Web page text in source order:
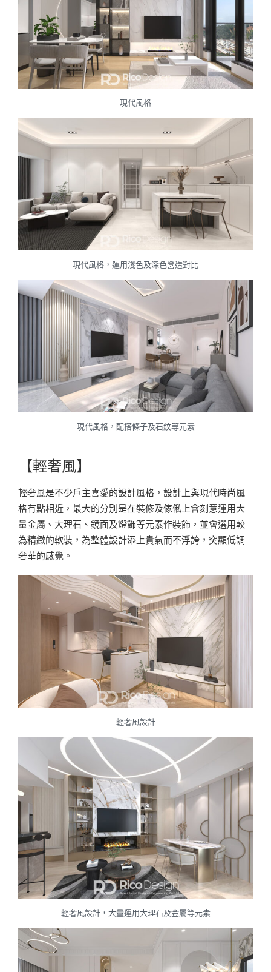
現代風格
現代風格，運用淺色及深色營造對比
現代風格，配搭條子及石紋等元素
【輕奢風】
輕奢風是不少戶主喜愛的設計風格，設計上與現代時尚風
格有點相近，最大的分別是在裝修及傢俬上會刻意運用大
量金屬、大理石、鏡面及燈飾等元素作裝飾，並會選用較
為精緻的軟裝，為整體設計添上貴氣而不浮誇，突顯低調
奢華的感覺。
輕奢風設計
輕奢風設計，大量運用大理石及金屬等元素